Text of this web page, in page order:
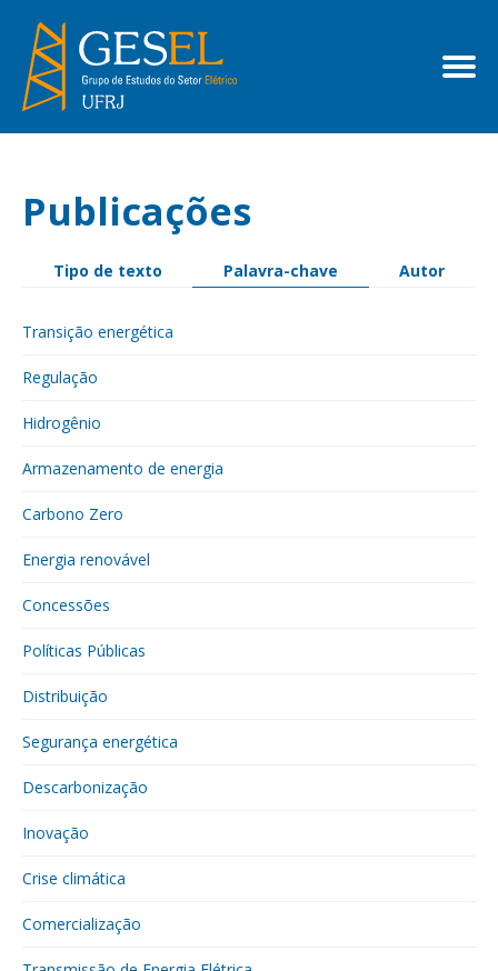
Publicações
Tipo de texto Palavra-chave Autor
Transição energética
Regulação
Hidrogênio
Armazenamento de energia
Carbono Zero
Energia renovável
Concessões
Políticas Públicas
Distribuição
Segurança energética
Descarbonização
Inovação
Crise climática
Comercialização